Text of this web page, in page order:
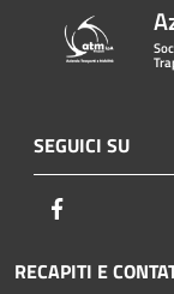
SEGUICI SU
RECAPITI E